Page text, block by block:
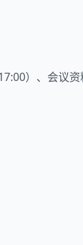
）、会议资